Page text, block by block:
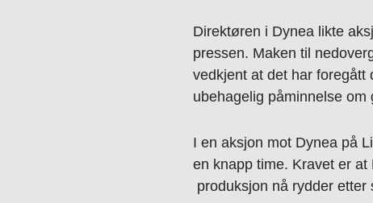
Direktøren i Dynea likte
pressen. Maken til
vedkjent at det har foregått
ubehagelig påminnelse om
I en aksjon mot Dynea på
en knapp time. Kravet er
produksjon nå rydder